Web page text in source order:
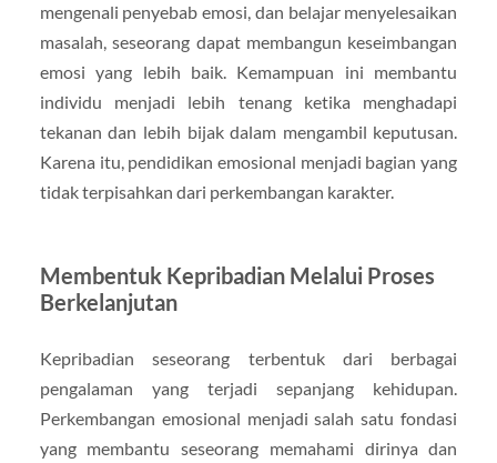
mengenali penyebab emosi, dan belajar menyelesaikan
masalah, seseorang dapat membangun keseimbangan
emosi yang lebih baik. Kemampuan ini membantu
individu menjadi lebih tenang ketika menghadapi
tekanan dan lebih bijak dalam mengambil keputusan.
Karena itu, pendidikan emosional menjadi bagian yang
tidak terpisahkan dari perkembangan karakter.
Membentuk Kepribadian Melalui Proses
Berkelanjutan
Kepribadian seseorang terbentuk dari berbagai
pengalaman yang terjadi sepanjang kehidupan.
Perkembangan emosional menjadi salah satu fondasi
yang membantu seseorang memahami dirinya dan